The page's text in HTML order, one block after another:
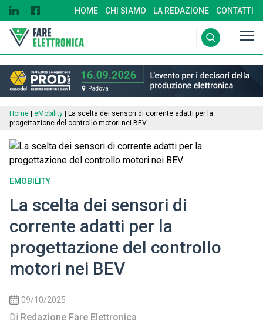
HOME CHI SIAMO LA REDAZIONE CONTATTI
Home eMobility
La scelta dei sensori di corrente adatti per la
progettazione del controllo motori nei BEV
EMOBILITY
La scelta dei sensori di
corrente adatti per la
progettazione del controllo
motori nei BEV
09/10/2025
Di Redazione Fare Elettronica